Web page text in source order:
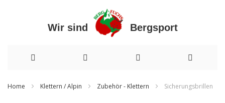
Wir sind Bergsport
Home Klettern / Alpin Zubehör - Klettern Sicherungsbrillen